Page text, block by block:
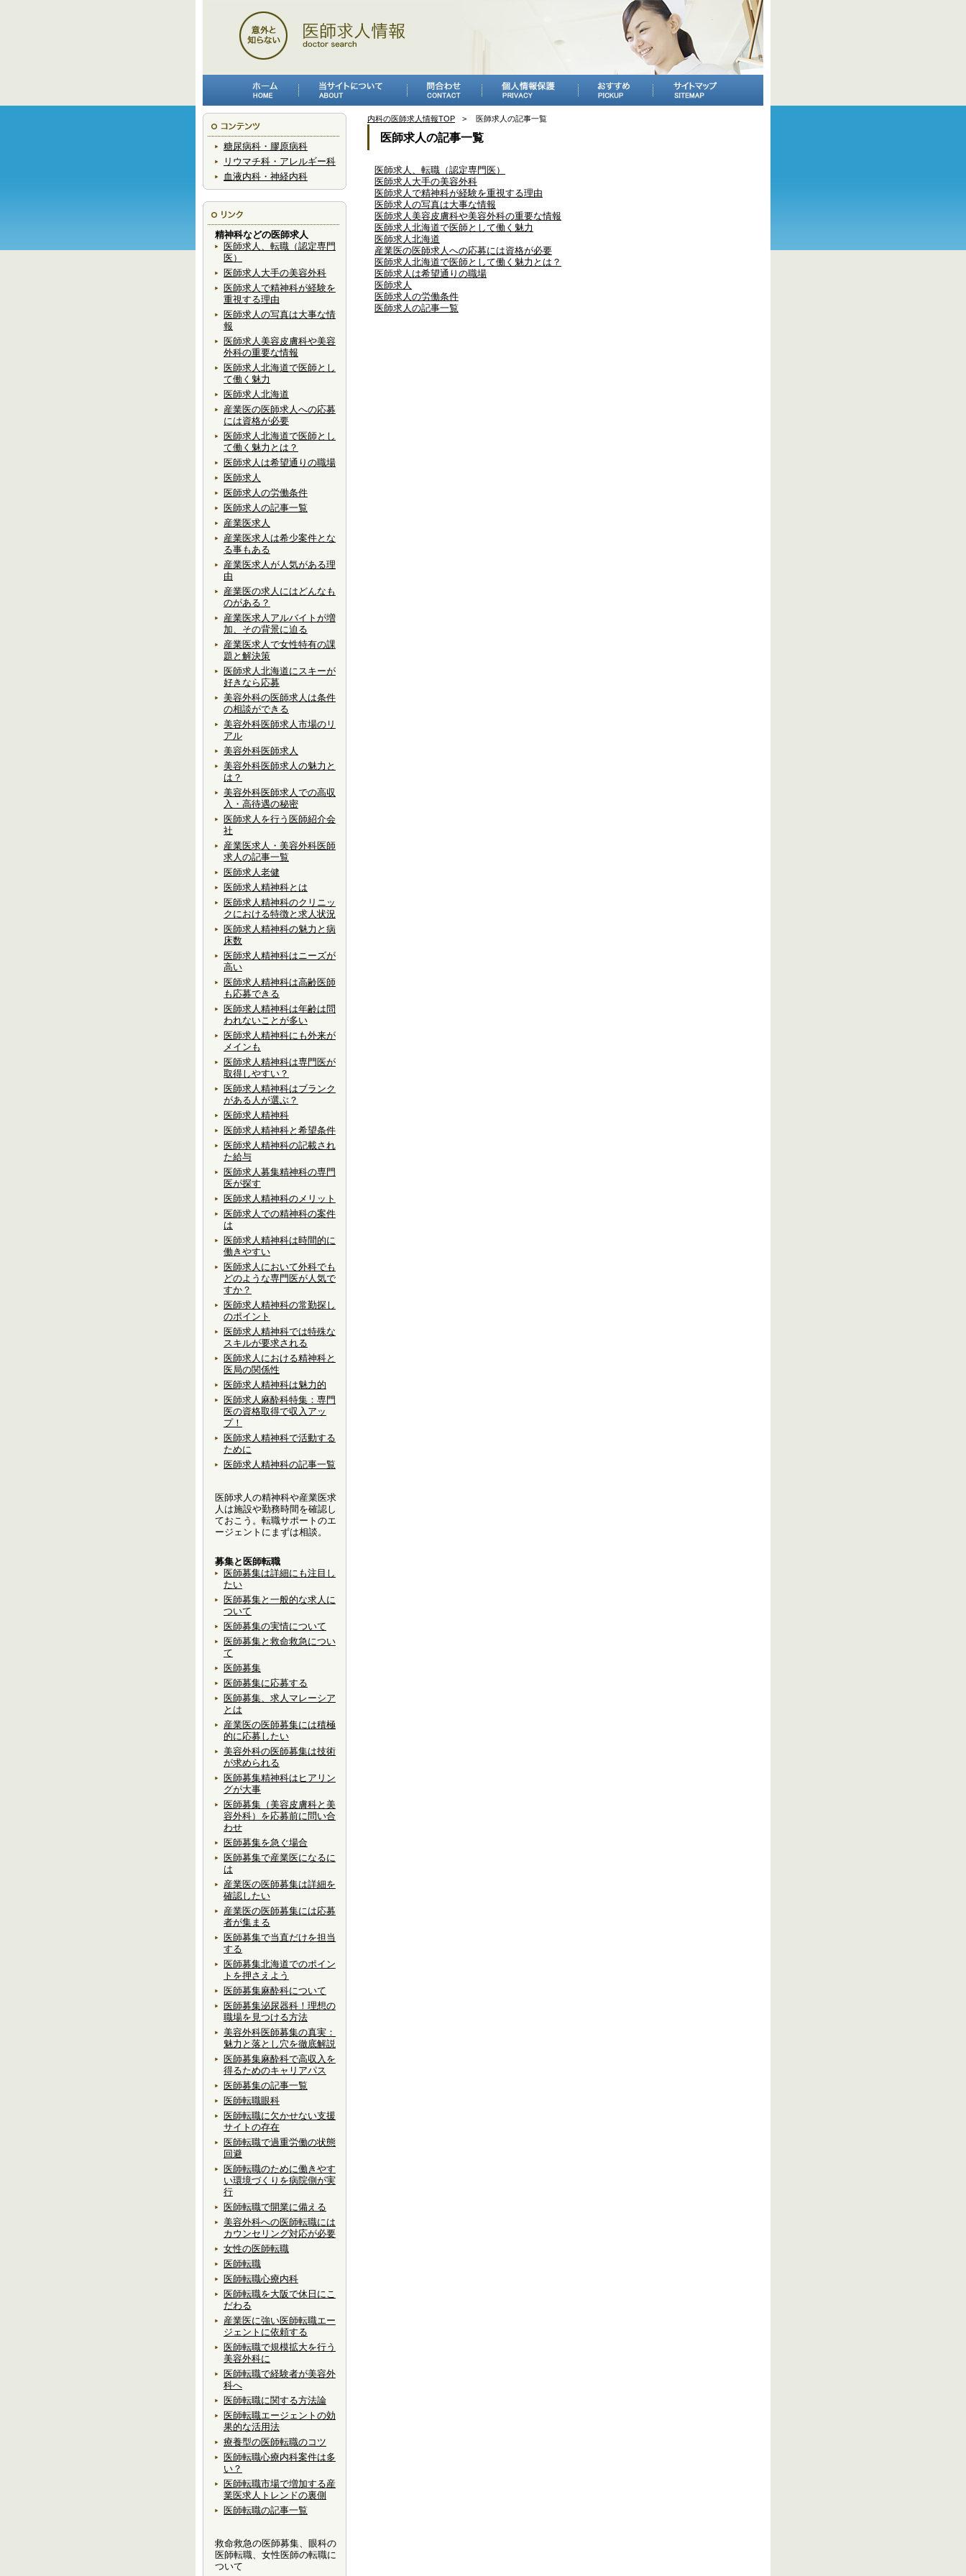
糖尿病科・膠原病科
リウマチ科・アレルギー科
血液内科・神経内科
精神科などの医師求人
医師求人、転職（認定専門
医）
医師求人大手の美容外科
医師求人で精神科が経験を
重視する理由
医師求人の写真は大事な情
報
医師求人美容皮膚科や美容
外科の重要な情報
医師求人北海道で医師とし
て働く魅力
医師求人北海道
産業医の医師求人への応募
には資格が必要
医師求人北海道で医師とし
て働く魅力とは？
医師求人は希望通りの職場
医師求人
医師求人の労働条件
医師求人の記事一覧
産業医求人
産業医求人は希少案件とな
る事もある
産業医求人が人気がある理
由
産業医の求人にはどんなも
のがある？
産業医求人アルバイトが増
加、その背景に迫る
産業医求人で女性特有の課
題と解決策
医師求人北海道にスキーが
好きなら応募
美容外科の医師求人は条件
の相談ができる
美容外科医師求人市場のリ
アル
美容外科医師求人
美容外科医師求人の魅力と
は？
美容外科医師求人での高収
入・高待遇の秘密
医師求人を行う医師紹介会
社
産業医求人・美容外科医師
求人の記事一覧
医師求人老健
医師求人精神科とは
医師求人精神科のクリニッ
クにおける特徴と求人状況
医師求人精神科の魅力と病
床数
医師求人精神科はニーズが
高い
医師求人精神科は高齢医師
も応募できる
医師求人精神科は年齢は問
われないことが多い
医師求人精神科にも外来が
メインも
医師求人精神科は専門医が
取得しやすい？
医師求人精神科はブランク
がある人が選ぶ？
医師求人精神科
医師求人精神科と希望条件
医師求人精神科の記載され
た給与
医師求人募集精神科の専門
医が探す
医師求人精神科のメリット
医師求人での精神科の案件
は
医師求人精神科は時間的に
働きやすい
医師求人において外科でも
どのような専門医が人気で
すか？
医師求人精神科の常勤探し
のポイント
医師求人精神科では特殊な
スキルが要求される
医師求人における精神科と
医局の関係性
医師求人精神科は魅力的
医師求人麻酔科特集：専門
医の資格取得で収入アッ
プ！
医師求人精神科で活動する
ために
医師求人精神科の記事一覧
医師求人の精神科や産業医求
人は施設や勤務時間を確認し
ておこう。転職サポートのエ
ージェントにまずは相談。
募集と医師転職
医師募集は詳細にも注目し
たい
医師募集と一般的な求人に
ついて
医師募集の実情について
医師募集と救命救急につい
て
医師募集
医師募集に応募する
医師募集、求人マレーシア
とは
産業医の医師募集には積極
的に応募したい
美容外科の医師募集は技術
が求められる
医師募集精神科はヒアリン
グが大事
医師募集（美容皮膚科と美
容外科）を応募前に問い合
わせ
医師募集を急ぐ場合
医師募集で産業医になるに
は
産業医の医師募集は詳細を
確認したい
産業医の医師募集には応募
者が集まる
医師募集で当直だけを担当
する
医師募集北海道でのポイン
トを押さえよう
医師募集麻酔科について
医師募集泌尿器科！理想の
職場を見つける方法
美容外科医師募集の真実：
魅力と落とし穴を徹底解説
医師募集麻酔科で高収入を
得るためのキャリアパス
医師募集の記事一覧
医師転職眼科
医師転職に欠かせない支援
サイトの存在
医師転職で過重労働の状態
回避
医師転職のために働きやす
い環境づくりを病院側が実
行
医師転職で開業に備える
美容外科への医師転職には
カウンセリング対応が必要
女性の医師転職
医師転職
医師転職心療内科
医師転職を大阪で休日にこ
だわる
産業医に強い医師転職エー
ジェントに依頼する
医師転職で規模拡大を行う
美容外科に
医師転職で経験者が美容外
科へ
医師転職に関する方法論
医師転職エージェントの効
果的な活用法
療養型の医師転職のコツ
医師転職心療内科案件は多
い？
医師転職市場で増加する産
業医求人トレンドの裏側
医師転職の記事一覧
救命救急の医師募集、眼科の
医師転職、女性医師の転職に
ついて
内科の医師求人情報TOP 医師求人の記事一覧
医師求人の記事一覧
医師求人、転職（認定専門医）
医師求人大手の美容外科
医師求人で精神科が経験を重視する理由
医師求人の写真は大事な情報
医師求人美容皮膚科や美容外科の重要な情報
医師求人北海道で医師として働く魅力
医師求人北海道
産業医の医師求人への応募には資格が必要
医師求人北海道で医師として働く魅力とは？
医師求人は希望通りの職場
医師求人
医師求人の労働条件
医師求人の記事一覧